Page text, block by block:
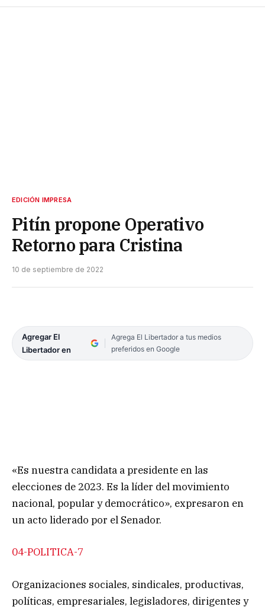
EDICIÓN IMPRESA
Pitín propone Operativo
Retorno para Cristina
10 de septiembre de 2022
Agregar El
Libertador en
Agrega El Libertador a tus medios
preferidos en Google
«Es nuestra candidata a presidente en las
elecciones de 2023. Es la líder del movimiento
nacional, popular y democrático», expresaron en
un acto liderado por el Senador.
04-POLITICA-7
Organizaciones sociales, sindicales, productivas,
políticas, empresariales, legisladores, dirigentes y